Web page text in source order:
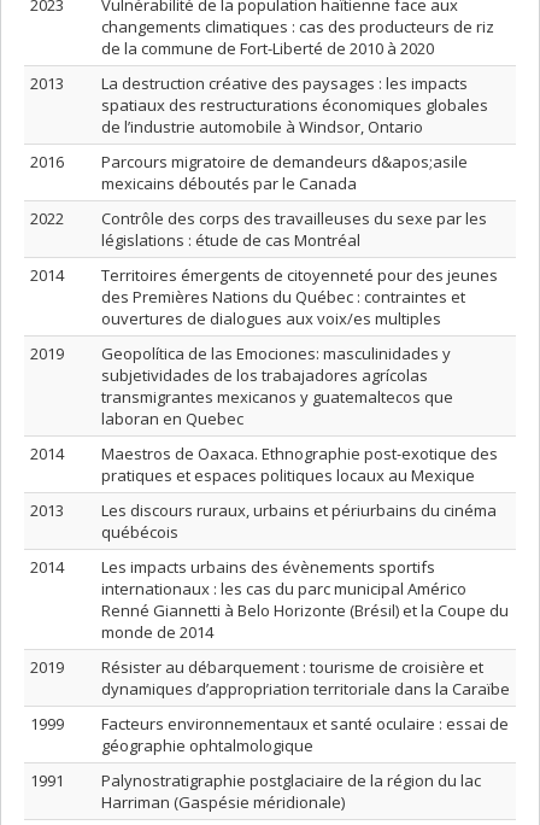
2023
Vulnérabilité de la population haïtienne face aux
changements climatiques : cas des producteurs de riz
de la commune de Fort-Liberté de 2010 à 2020
2013
La destruction créative des paysages : les impacts
spatiaux des restructurations économiques globales
de l’industrie automobile à Windsor, Ontario
2016
Parcours migratoire de demandeurs d&apos;asile
mexicains déboutés par le Canada
2022
Contrôle des corps des travailleuses du sexe par les
législations : étude de cas Montréal
2014
Territoires émergents de citoyenneté pour des jeunes
des Premières Nations du Québec : contraintes et
ouvertures de dialogues aux voix/es multiples
2019
Geopolítica de las Emociones: masculinidades y
subjetividades de los trabajadores agrícolas
transmigrantes mexicanos y guatemaltecos que
laboran en Quebec
2014
Maestros de Oaxaca. Ethnographie post-exotique des
pratiques et espaces politiques locaux au Mexique
2013
Les discours ruraux, urbains et périurbains du cinéma
québécois
2014
Les impacts urbains des évènements sportifs
internationaux : les cas du parc municipal Américo
Renné Giannetti à Belo Horizonte (Brésil) et la Coupe du
monde de 2014
2019
Résister au débarquement : tourisme de croisière et
dynamiques d’appropriation territoriale dans la Caraïbe
1999
Facteurs environnementaux et santé oculaire : essai de
géographie ophtalmologique
1991
Palynostratigraphie postglaciaire de la région du lac
Harriman (Gaspésie méridionale)